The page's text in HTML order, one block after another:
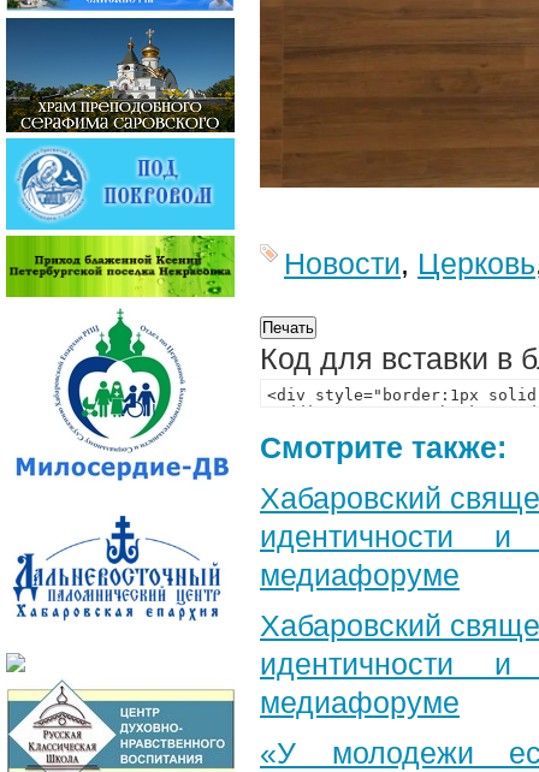
Новости, Церковь
Код для вставки в
Смотрите также:
Хабаровский
идентичности
медиафоруме
Хабаровский
идентичности
медиафоруме
«У молодежи